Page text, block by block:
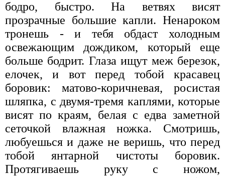
бодро, быстро. На ветвях висят
прозрачные большие капли. Ненароком
тронешь - и тебя обдаст холодным
освежающим дождиком, который еще
больше бодрит. Глаза ищут меж березок,
елочек, и вот перед тобой красавец
боровик: матово-коричневая, росистая
шляпка, с двумя-тремя каплями, которые
висят по краям, белая с едва заметной
сеточкой влажная ножка. Смотришь,
любуешься и даже не веришь, что перед
тобой янтарной чистоты боровик.
Протягиваешь руку с ножом,